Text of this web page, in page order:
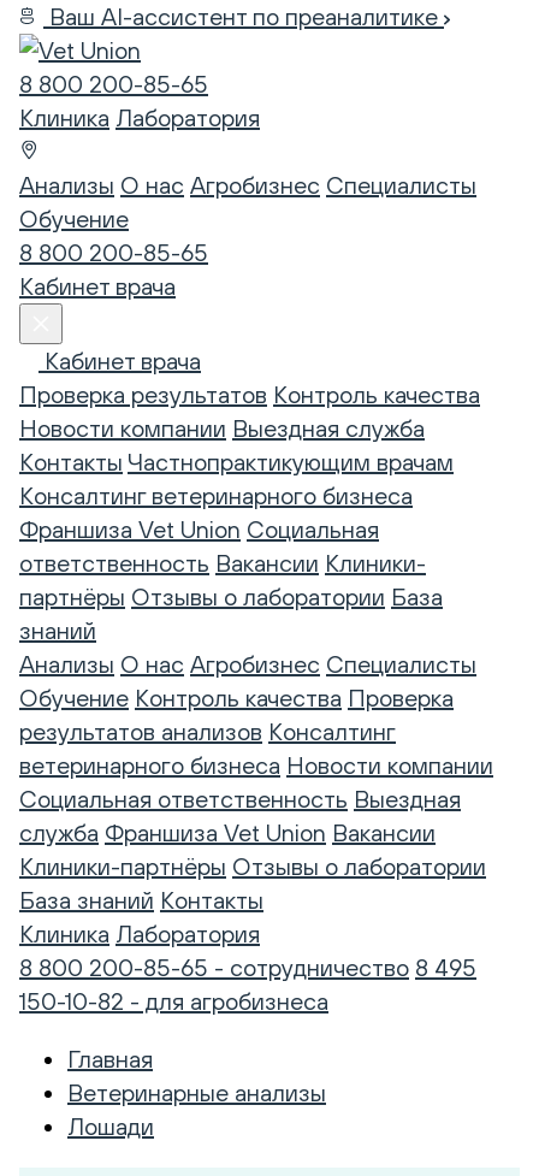
Ваш AI-ассистент по преаналитике
8 800 200-85-65
Клиника Лаборатория
Анализы О нас Агробизнес Специалисты
Обучение
8 800 200-85-65
Кабинет врача
Кабинет врача
Проверка результатов Контроль качества
Новости компании Выездная служба
Контакты Частнопрактикующим врачам
Консалтинг ветеринарного бизнеса
Франшиза Vet Union Социальная
ответственность Вакансии Клиники-
партнёры Отзывы о лаборатории База
знаний
Анализы О нас Агробизнес Специалисты
Обучение Контроль качества Проверка
результатов анализов Консалтинг
ветеринарного бизнеса Новости компании
Социальная ответственность Выездная
служба Франшиза Vet Union Вакансии
Клиники-партнёры Отзывы о лаборатории
База знаний Контакты
Клиника Лаборатория
8 800 200-85-65 - сотрудничество 8 495
150-10-82 - для агробизнеса
Главная
Ветеринарные анализы
Лошади